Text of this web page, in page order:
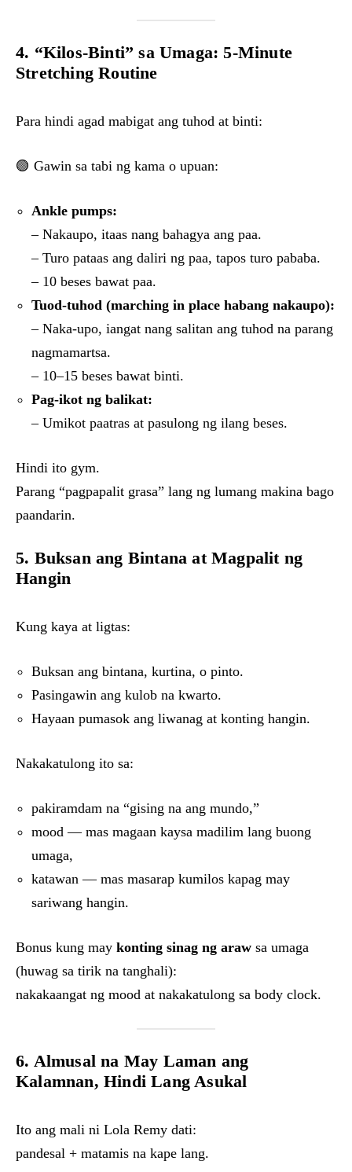
4. “Kilos-Binti” sa Umaga: 5-Minute
Stretching Routine
Para hindi agad mabigat ang tuhod at binti:
🟢 Gawin sa tabi ng kama o upuan:
Ankle pumps:
– Nakaupo, itaas nang bahagya ang paa.
– Turo pataas ang daliri ng paa, tapos turo pababa.
– 10 beses bawat paa.
Tuod-tuhod (marching in place habang nakaupo):
– Naka-upo, iangat nang salitan ang tuhod na parang
nagmamartsa.
– 10–15 beses bawat binti.
Pag-ikot ng balikat:
– Umikot paatras at pasulong ng ilang beses.
Hindi ito gym.
Parang “pagpapalit grasa” lang ng lumang makina bago
paandarin.
5. Buksan ang Bintana at Magpalit ng
Hangin
Kung kaya at ligtas:
Buksan ang bintana, kurtina, o pinto.
Pasingawin ang kulob na kwarto.
Hayaan pumasok ang liwanag at konting hangin.
Nakakatulong ito sa:
pakiramdam na “gising na ang mundo,”
mood — mas magaan kaysa madilim lang buong
umaga,
katawan — mas masarap kumilos kapag may
sariwang hangin.
Bonus kung may konting sinag ng araw sa umaga
(huwag sa tirik na tanghali):
nakakaangat ng mood at nakakatulong sa body clock.
6. Almusal na May Laman ang
Kalamnan, Hindi Lang Asukal
Ito ang mali ni Lola Remy dati:
pandesal + matamis na kape lang.